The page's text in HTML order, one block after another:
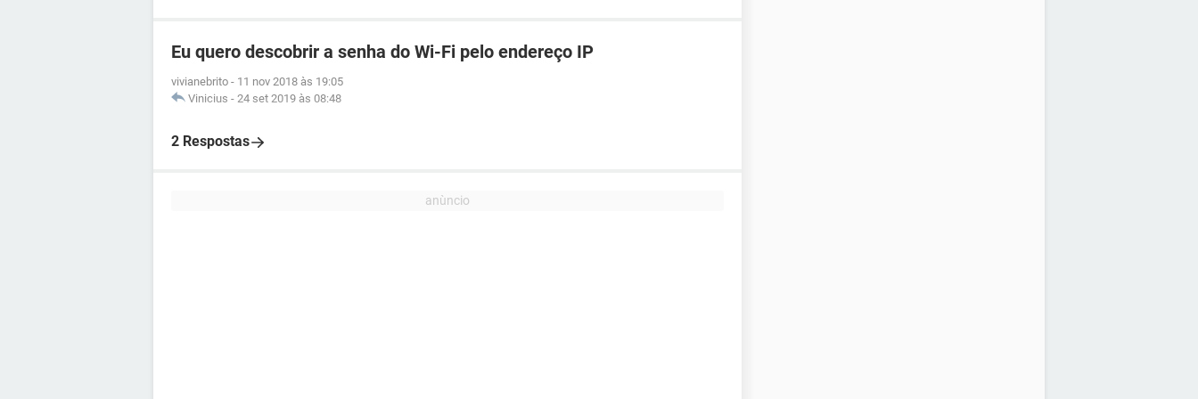
Eu quero descobrir a senha do Wi-Fi pelo endereço IP
vivianebrito - 11 nov 2018 às 19:05
Vinicius - 24 set 2019 às 08:48
2 Respostas